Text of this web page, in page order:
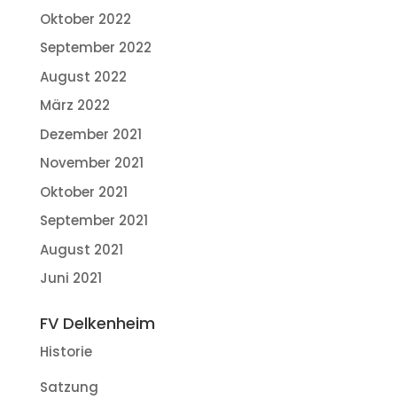
Oktober 2022
September 2022
August 2022
März 2022
Dezember 2021
November 2021
Oktober 2021
September 2021
August 2021
Juni 2021
FV Delkenheim
Historie
Satzung